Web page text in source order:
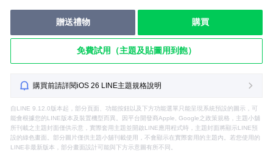
贈送禮物 購買
免費試用（主題及貼圖用到飽）
購買前請詳閱iOS 26 LINE主題規格說明
自LINE 9.12.0版本起，部分頁面、功能按鈕以及下方功能選單只能呈現系統預設的圖示，可
能會根據您的LINE版本及裝置機型而異。因平台開發商Apple, Google之政策規格，主題小舖
所刊載之主題封面僅供示意，實際套用主題並開啟LINE應用程式時，主題封面將顯示LINE預
設的綠色畫面。部分圖片僅供主題小舖刊載使用，不會顯示在實際套用的主題內。若您使用的
LINE非最新版本，部分畫面設計可能與下方示意圖有所不同。